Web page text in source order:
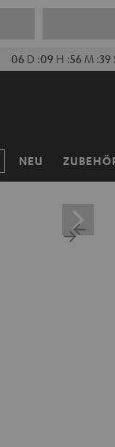
06 D :09 H :56 M :38
NEU